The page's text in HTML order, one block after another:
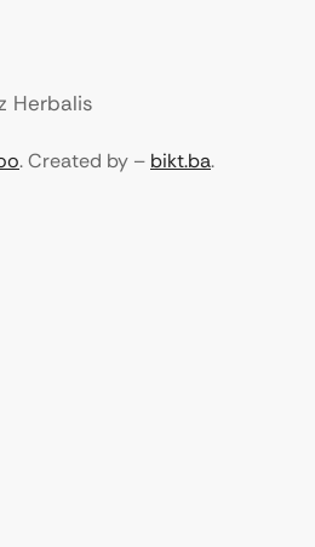
Herbalis
. Created by – bikt.ba.